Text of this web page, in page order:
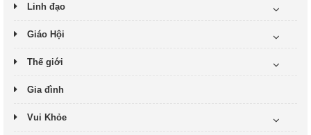
Linh đạo
Giáo Hội
Thế giới
Gia đình
Vui Khỏe